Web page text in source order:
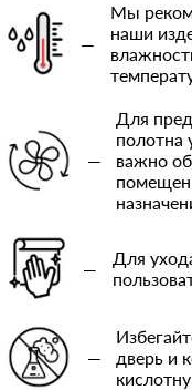
—
Мы
наши
—
Для
полотна
важно
—
Для
—
дверь и